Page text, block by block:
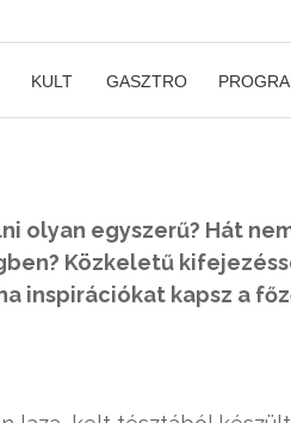
KULT GASZTRO
olyan egyszerű? Hát
Közkeletű
inspirációkat kapsz a